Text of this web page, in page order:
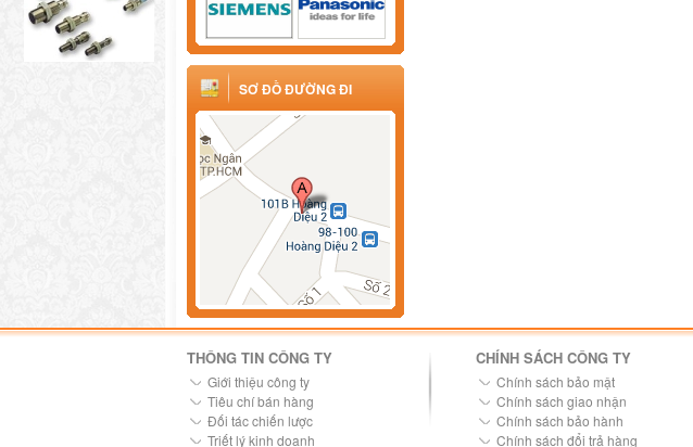
SƠ ĐỒ ĐƯỜNG ĐI
THÔNG TIN CÔNG TY
Giới thiệu công ty
Tiêu chí bán hàng
Đối tác chiến lược
Triết lý kinh doanh
CHÍNH SÁCH CÔNG TY
Chính sách bảo mật
Chính sách giao nhận
Chính sách bảo hành
Chính sách đổi trả hàng